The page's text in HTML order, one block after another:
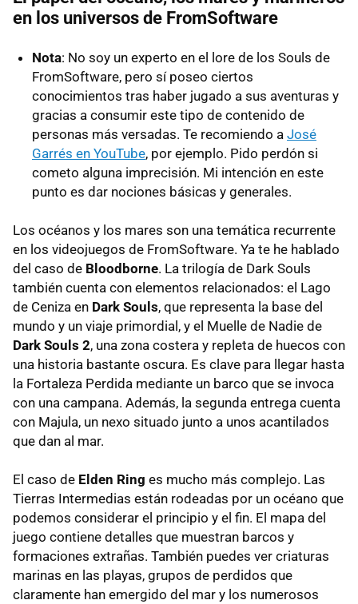
en los universos de FromSoftware
Nota: No soy un experto en el lore de los Souls de
FromSoftware, pero sí poseo ciertos
conocimientos tras haber jugado a sus aventuras y
gracias a consumir este tipo de contenido de
personas más versadas. Te recomiendo a José
Garrés en YouTube, por ejemplo. Pido perdón si
cometo alguna imprecisión. Mi intención en este
punto es dar nociones básicas y generales.
Los océanos y los mares son una temática recurrente
en los videojuegos de FromSoftware. Ya te he hablado
del caso de Bloodborne. La trilogía de Dark Souls
también cuenta con elementos relacionados: el Lago
de Ceniza en Dark Souls, que representa la base del
mundo y un viaje primordial, y el Muelle de Nadie de
Dark Souls 2, una zona costera y repleta de huecos con
una historia bastante oscura. Es clave para llegar hasta
la Fortaleza Perdida mediante un barco que se invoca
con una campana. Además, la segunda entrega cuenta
con Majula, un nexo situado junto a unos acantilados
que dan al mar.
El caso de Elden Ring es mucho más complejo. Las
Tierras Intermedias están rodeadas por un océano que
podemos considerar el principio y el fin. El mapa del
juego contiene detalles que muestran barcos y
formaciones extrañas. También puedes ver criaturas
marinas en las playas, grupos de perdidos que
claramente han emergido del mar y los numerosos